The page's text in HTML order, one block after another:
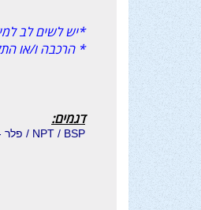
*יש לשים לב
* הרכבה ו/או
דגמים:
NPT / BSP / פלר - בקטרים 3/4"-1/8"